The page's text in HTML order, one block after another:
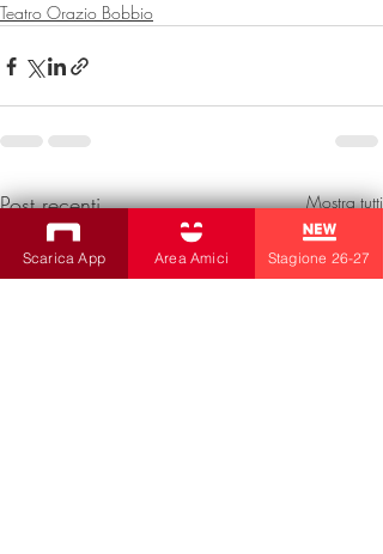
Teatro Orazio Bobbio
Post recenti Mostra tutti
Scarica App Area Amici Stagione 26-27